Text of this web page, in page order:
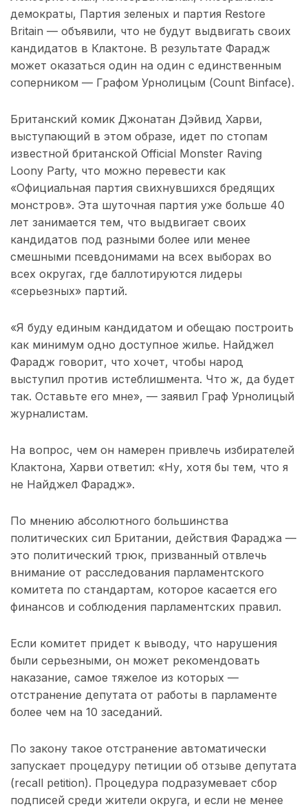
демократы, Партия зеленых и партия Restore
Britain — объявили, что не будут выдвигать своих
кандидатов в Клактоне. В результате Фарадж
может оказаться один на один с единственным
соперником — Графом Урнолицым (Count Binface).
Британский комик Джонатан Дэйвид Харви,
выступающий в этом образе, идет по стопам
известной британской Official Monster Raving
Loony Party, что можно перевести как
«Официальная партия свихнувшихся бредящих
монстров». Эта шуточная партия уже больше 40
лет занимается тем, что выдвигает своих
кандидатов под разными более или менее
смешными псевдонимами на всех выборах во
всех округах, где баллотируются лидеры
«серьезных» партий.
«Я буду единым кандидатом и обещаю построить
как минимум одно доступное жилье. Найджел
Фарадж говорит, что хочет, чтобы народ
выступил против истеблишмента. Что ж, да будет
так. Оставьте его мне», — заявил Граф Урнолицый
журналистам.
На вопрос, чем он намерен привлечь избирателей
Клактона, Харви ответил: «Ну, хотя бы тем, что я
не Найджел Фарадж».
По мнению абсолютного большинства
политических сил Британии, действия Фараджа —
это политический трюк, призванный отвлечь
внимание от расследования парламентского
комитета по стандартам, которое касается его
финансов и соблюдения парламентских правил.
Если комитет придет к выводу, что нарушения
были серьезными, он может рекомендовать
наказание, самое тяжелое из которых —
отстранение депутата от работы в парламенте
более чем на 10 заседаний.
По закону такое отстранение автоматически
запускает процедуру петиции об отзыве депутата
(recall petition). Процедура подразумевает сбор
подписей среди жители округа, и если не менее